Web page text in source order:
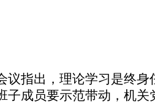
指出，理论学习是终身
子成员要示范带动，机